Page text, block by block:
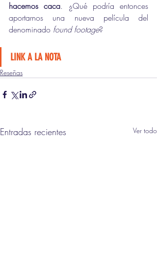
hacemos caca. ¿Qué podría entonces
aportarnos una nueva película del
denominado found footage?
LINK A LA NOTA
Reseñas
Entradas recientes Ver todo